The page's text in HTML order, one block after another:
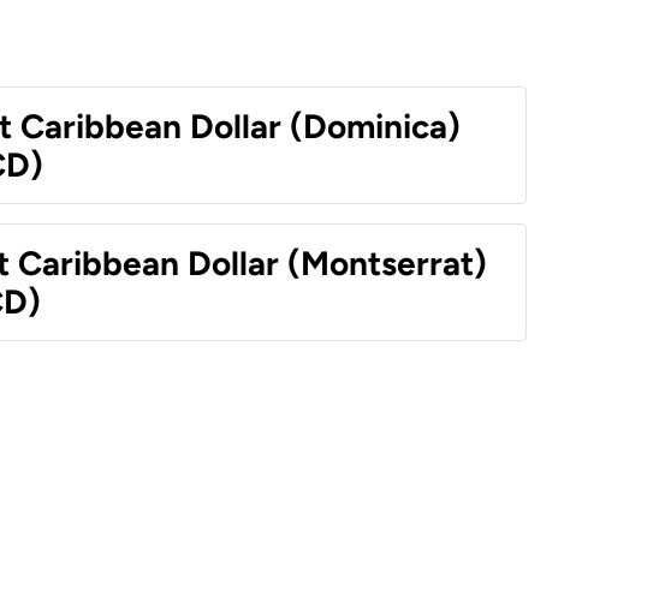
Caribbean Dollar (Dominica)
Caribbean Dollar (Montserrat)